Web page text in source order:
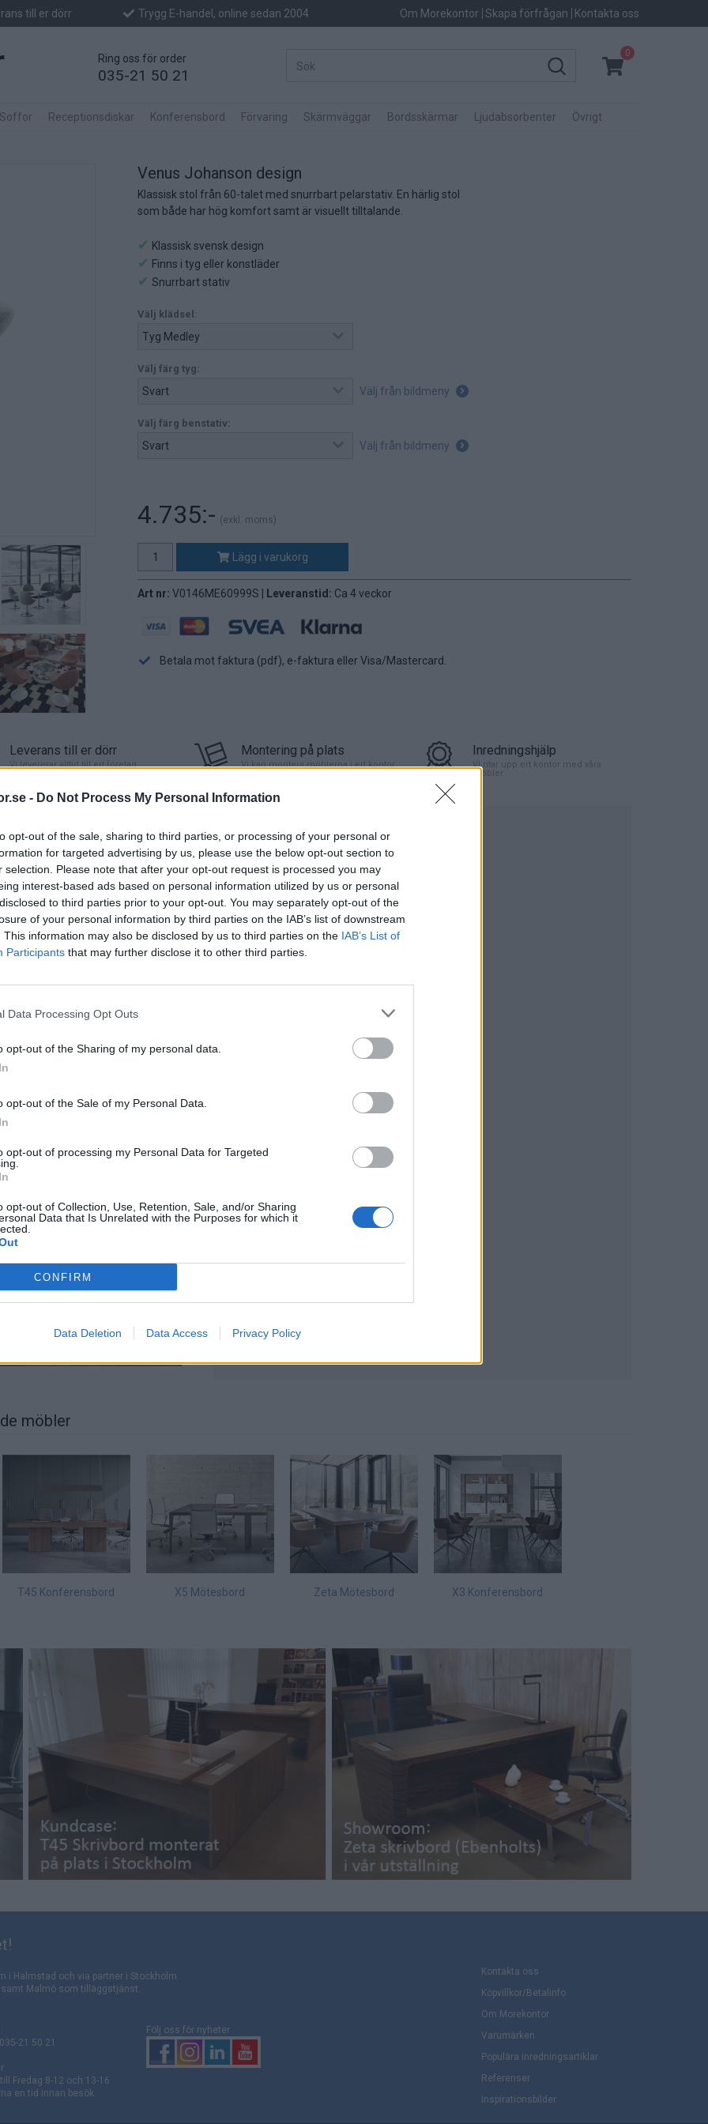
- Do Not Process My Personal Information
opt-out of the sale, sharing to third parties, or processing of your personal or
for targeted advertising by us, please use the below opt-out section to
selection. Please note that after your opt-out request is processed you may
interest-based ads based on personal information utilized by us or personal
to third parties prior to your opt-out. You may separately opt-out of the
of your personal information by third parties on the IAB’s list of downstream
This information may also be disclosed by us to third parties on the IAB’s List of
Participants that may further disclose it to other third parties.
Data Processing Opt Outs
opt-out of the Sharing of my personal data.
opt-out of the Sale of my Personal Data.
opt-out of processing my Personal Data for Targeted
opt-out of Collection, Use, Retention, Sale, and/or Sharing
Data that Is Unrelated with the Purposes for which it
CONFIRM
Data Deletion Data Access Privacy Policy
till er dörr Trygg E-handel, online sedan 2004 Om Morekontor Skapa förfrågan Kontakta oss
Ring oss för order
035-21 50 21
0
Receptionsdiskar Konferensbord Förvaring Skärmväggar Bordsskärmar Ljudabsorbenter Övrigt
Venus Johanson design
Klassisk stol från 60-talet med snurrbart pelarstativ. En härlig stol
som både har hög komfort samt är visuellt tilltalande.
✔ Klassisk svensk design
✔ Finns i tyg eller konstläder
✔ Snurrbart stativ
Välj klädsel:
Välj färg tyg:
Välj från bildmeny
Välj färg benstativ:
Välj från bildmeny
4.735:- (exkl. moms)
Lägg i varukorg
Art nr: V0146ME60999S | Leveranstid: Ca 4 veckor
Betala mot faktura (pdf), e-faktura eller Visa/Mastercard.
Leverans till er dörr
Vi levererar alltid till ert företag
Montering på plats
Vi kan montera möblerna i ert kontor
Inredningshjälp
Vi ritar upp ert kontor med våra
möbler
designen gör att stolarna
Detta är en stol som passar
trämaterial och stativet utgörs
klädsel: tåligt tyg Medley
miljö. Vi erbjuder dock ett
leverantörerna i världen.
få lackad i multicolour,
Produktinformation.
Artikelnummer:V0146ME60999S
Leveranstid:Ca 4 veckor
Varumärke:Johanson Design
Mått
Sitthöjd: 46 cm
Total bredd: 52 cm
möbler
T45 Konferensbord X5 Mötesbord Zeta Mötesbord X3 Konferensbord
i Halmstad och via partner i Stockholm.
samt Malmö som tilläggstjänst.
Kontakta oss
Köpvillkor/Betalinfo
Om Morekontor
Varumärken
Populära inredningsartiklar
Referenser
Inspirationsbilder
21 50 21
Fredag 8-12 och 13-16
en tid innan besök
Följ oss för nyheter